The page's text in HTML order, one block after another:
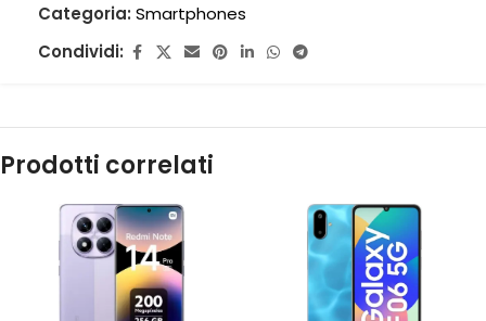
Categoria: Smartphones
Condividi:
Prodotti correlati